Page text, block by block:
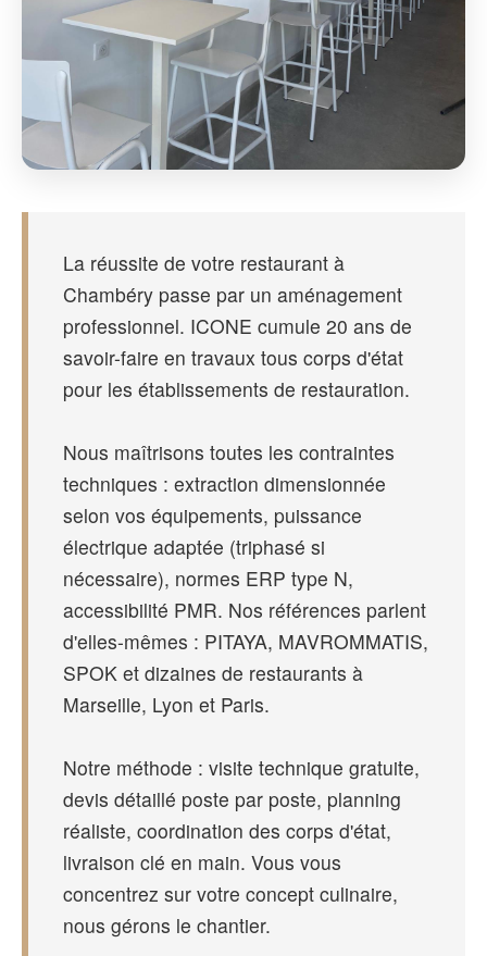
La réussite de votre restaurant à
Chambéry passe par un aménagement
professionnel. ICONE cumule 20 ans de
savoir-faire en travaux tous corps d'état
pour les établissements de restauration.
Nous maîtrisons toutes les contraintes
techniques : extraction dimensionnée
selon vos équipements, puissance
électrique adaptée (triphasé si
nécessaire), normes ERP type N,
accessibilité PMR. Nos références parlent
d'elles-mêmes : PITAYA, MAVROMMATIS,
SPOK et dizaines de restaurants à
Marseille, Lyon et Paris.
Notre méthode : visite technique gratuite,
devis détaillé poste par poste, planning
réaliste, coordination des corps d'état,
livraison clé en main. Vous vous
concentrez sur votre concept culinaire,
nous gérons le chantier.